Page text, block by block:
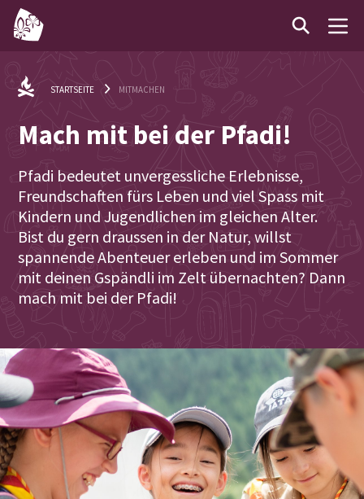
STARTSEITE MITMACHEN
Mach mit bei der Pfadi!
Pfadi bedeutet unvergessliche Erlebnisse,
Freundschaften fürs Leben und viel Spass mit
Kindern und Jugendlichen im gleichen Alter.
Bist du gern draussen in der Natur, willst
spannende Abenteuer erleben und im Sommer
mit deinen Gspändli im Zelt übernachten? Dann
mach mit bei der Pfadi!